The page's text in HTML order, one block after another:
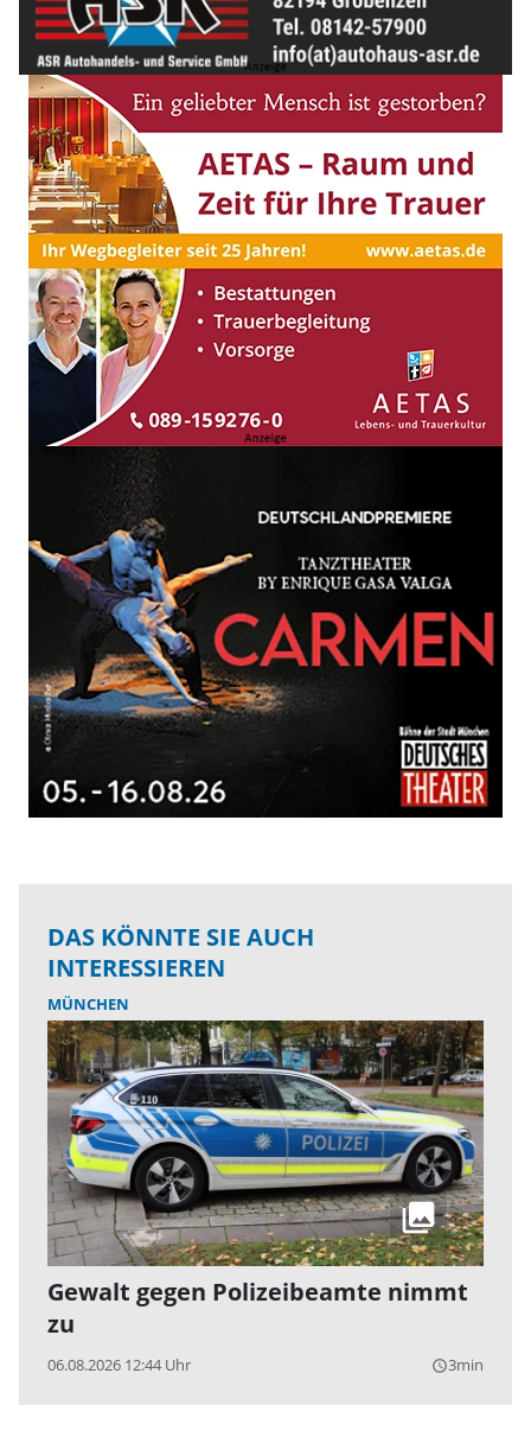
DAS KÖNNTE SIE AUCH
INTERESSIEREN
MÜNCHEN
Gewalt gegen Polizeibeamte nimmt
zu
06.08.2026 12:44 Uhr query_builder3min